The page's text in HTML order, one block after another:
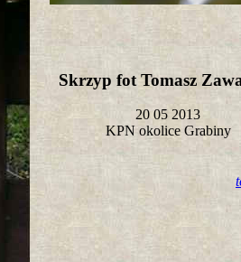
Skrzyp fot Tomasz
20 05 2013
KPN okolice Grabiny